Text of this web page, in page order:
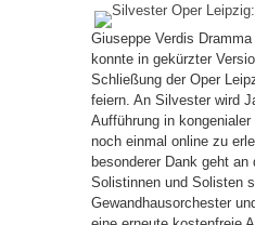
Giuseppe Verdis
konnte in gekürzter
Schließung der Oper
feiern. An Silvester wird
Aufführung in
noch einmal online zu
besonderer Dank geht an
Solistinnen und Solisten
Gewandhausorchester